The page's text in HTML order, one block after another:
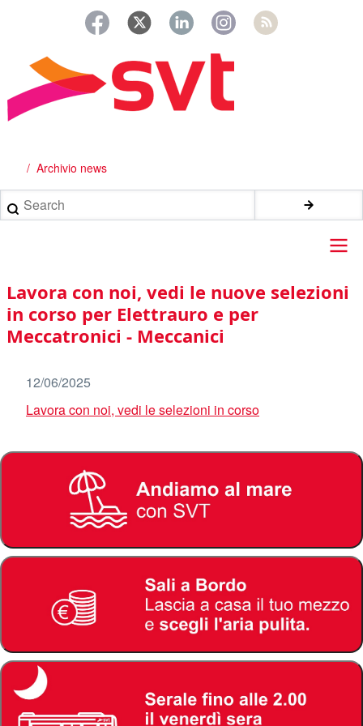
principale
Briciole
di
pane
Archivio news
Search
navigation
Lavora con noi, vedi le nuove selezioni
in corso per Elettrauro e per
Meccatronici - Meccanici
12/06/2025
Lavora con noi, vedi le selezioni in corso